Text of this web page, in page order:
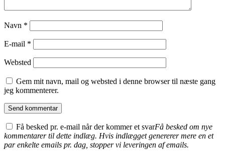
Navn *
E-mail *
Websted
Gem mit navn, mail og websted i denne browser til næste gang
jeg kommenterer.
Få besked pr. e-mail når der kommer et svarFå besked om nye
kommentarer til dette indlæg. Hvis indlægget genererer mere en et
par enkelte emails pr. dag, stopper vi leveringen af emails.